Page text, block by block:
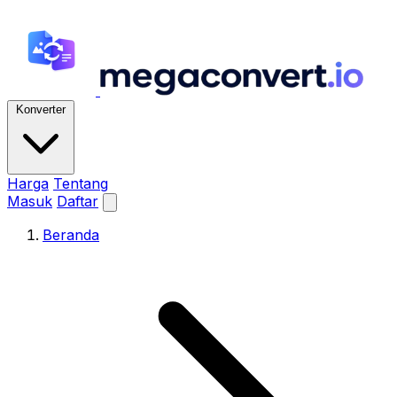
Konverter
Harga Tentang
Masuk Daftar
Beranda